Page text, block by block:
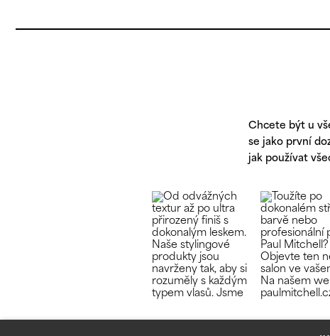
Chcete být u
se jako první
jak používat